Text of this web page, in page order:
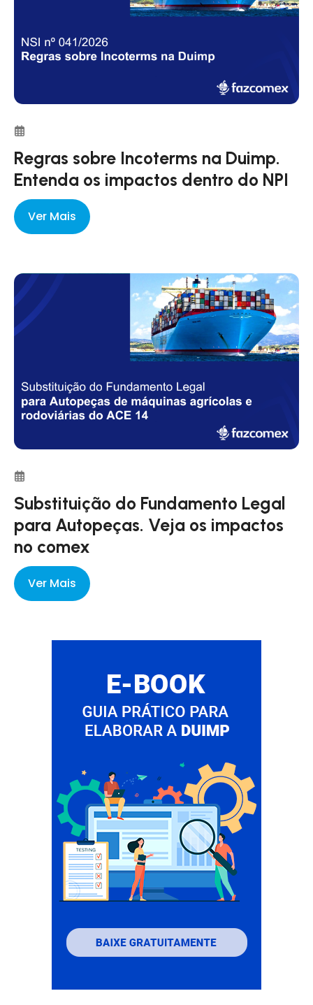
Regras sobre Incoterms na Duimp.
Entenda os impactos dentro do NPI
Ver Mais
Substituição do Fundamento Legal
para Autopeças. Veja os impactos
no comex
Ver Mais